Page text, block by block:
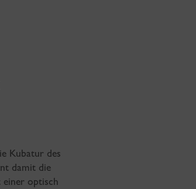
Kubatur des
damit die
einer optisch